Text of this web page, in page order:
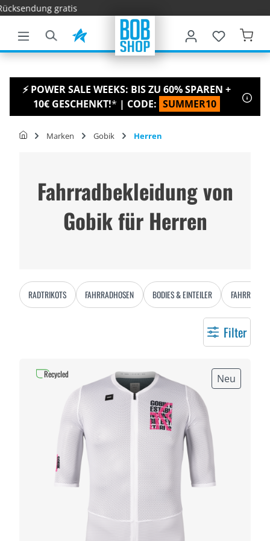
springen
⚡ POWER SALE WEEKS: BIS ZU 60% SPAREN +
10€ GESCHENKT!* | CODE: SUMMER10
Marken Gobik Herren
Fahrradbekleidung von
Gobik für Herren
RADTRIKOTS FAHRRADHOSEN BODIES & EINTEILER
Filter
Neu
Recycled